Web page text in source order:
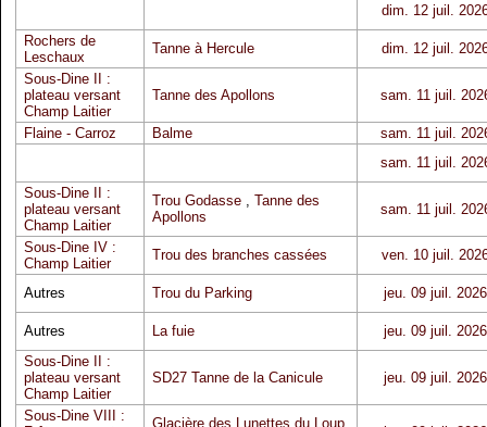
dim. 12 juil.
Rochers de
Leschaux
Tanne à Hercule
dim. 12 juil.
Sous-Dine II :
plateau versant
Champ Laitier
Tanne des Apollons sam. 11 juil.
Flaine - Carroz Balme
sam. 11 juil.
sam. 11 juil.
Sous-Dine II :
plateau versant
Champ Laitier
Trou Godasse, Tanne des
Apollons
sam. 11 juil.
Sous-Dine IV :
Champ Laitier
Trou des branches cassées ven. 10 juil.
Autres Trou du Parking jeu. 09 juil. 2026
Autres La fuie
jeu. 09 juil. 2026
Sous-Dine II :
plateau versant
Champ Laitier
SD27 Tanne de la Canicule jeu. 09 juil. 2026
Sous-Dine VIII :
Glacière des Lunettes du Loup